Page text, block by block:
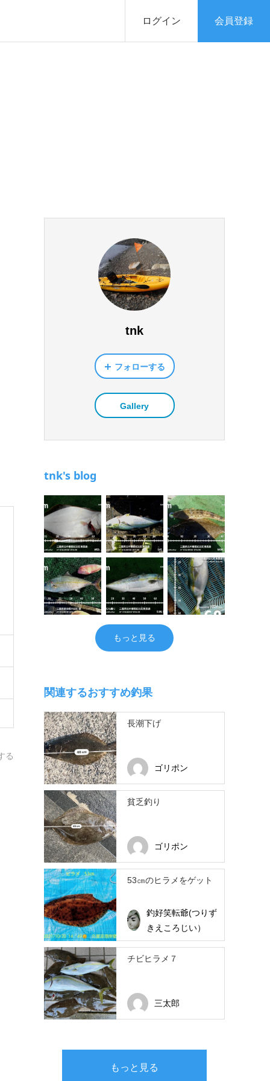
ログイン 会員登録
る
tnk
フォローする
Gallery
tnk's blog
もっと見る
関連するおすすめ釣果
長潮下げ
ゴリポン
貧乏釣り
ゴリポン
53㎝のヒラメをゲット
釣好笑転爺(つりず
きえころじい）
チビヒラメ７
三太郎
もっと見る